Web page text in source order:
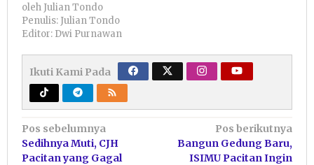
oleh Julian Tondo
Penulis: Julian Tondo
Editor: Dwi Purnawan
Ikuti Kami Pada
Navigasi
pos
Pos sebelumnya
Sedihnya Muti, CJH
Pacitan yang Gagal
Pos berikutnya
Bangun Gedung Baru,
ISIMU Pacitan Ingin